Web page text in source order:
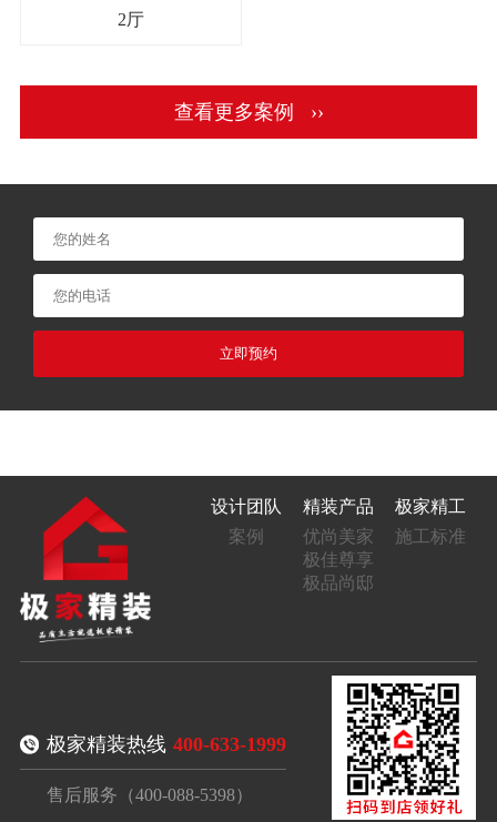
2厅
查看更多案例 ››
立即预约
设计团队
案例
精装产品
优尚美家
极佳尊享
极品尚邸
极家精工
施工标准
极家精装热线 400-633-1999
售后服务（400-088-5398）